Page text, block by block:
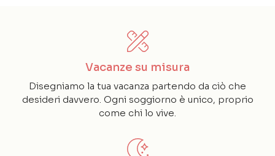
Vacanze su misura
Disegniamo la tua vacanza partendo da ciò che
desideri davvero. Ogni soggiorno è unico, proprio
come chi lo vive.